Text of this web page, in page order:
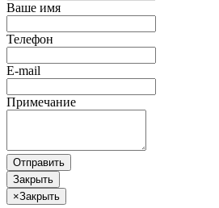
Ваше имя
Телефон
E-mail
Примечание
Отправить
Закрыть
×Закрыть